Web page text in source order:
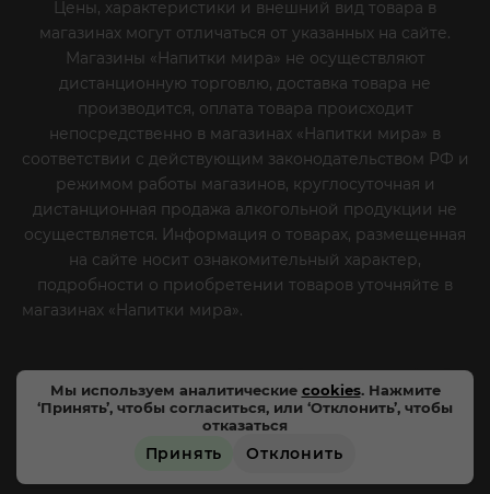
Мы используем аналитические cookies. Нажмите
‘Принять’, чтобы согласиться, или ‘Отклонить’, чтобы
отказаться
Принять Отклонить
Цены, характеристики и внешний вид товара в
магазинах могут отличаться от указанных на сайте.
Магазины «Напитки мира» не осуществляют
дистанционную торговлю, доставка товара не
производится, оплата товара происходит
непосредственно в магазинах «Напитки мира» в
соответствии с действующим законодательством РФ и
режимом работы магазинов, круглосуточная и
дистанционная продажа алкогольной продукции не
осуществляется. Информация о товарах, размещенная
на сайте носит ознакомительный характер,
подробности о приобретении товаров уточняйте в
магазинах «Напитки мира».